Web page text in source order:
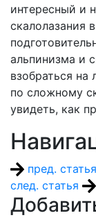
интересный и
скалолазания
альпинизма и
взобраться
по сложному
увидеть, как
пред. статья
след. статья